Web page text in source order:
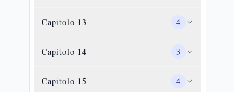
Capitolo 13 4
Capitolo 14 3
Capitolo 15 4